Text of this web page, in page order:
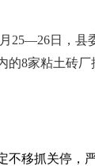
日，县
的8家粘土砖
不移抓关停，